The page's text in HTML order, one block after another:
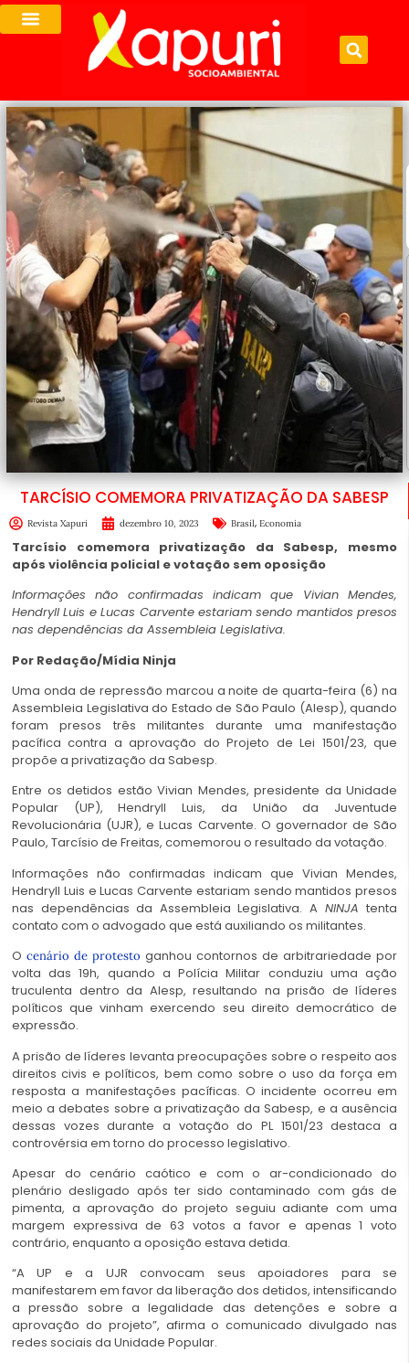
TARCÍSIO COMEMORA PRIVATIZAÇÃO DA SABESP
Revista Xapuri dezembro 10, 2023 Brasil, Economia
Tarcísio comemora privatização da Sabesp, mesmo
após violência policial e votação sem oposição
Informações não confirmadas indicam que Vivian Mendes,
Hendryll Luis e Lucas Carvente estariam sendo mantidos presos
nas dependências da Assembleia Legislativa.
Por Redação/Mídia Ninja
Uma onda de repressão marcou a noite de quarta-feira (6) na
Assembleia Legislativa do Estado de São Paulo (Alesp), quando
foram presos três militantes durante uma manifestação
pacífica contra a aprovação do Projeto de Lei 1501/23, que
propõe a privatização da Sabesp.
Entre os detidos estão Vivian Mendes, presidente da Unidade
Popular (UP), Hendryll Luis, da União da Juventude
Revolucionária (UJR), e Lucas Carvente. O governador de São
Paulo, Tarcísio de Freitas, comemorou o resultado da votação.
Informações não confirmadas indicam que Vivian Mendes,
Hendryll Luis e Lucas Carvente estariam sendo mantidos presos
nas dependências da Assembleia Legislativa. ANINJA tenta
contato com o advogado que está auxiliando os militantes.
O cenário de protesto ganhou contornos de arbitrariedade por
volta das 19h, quando a Polícia Militar conduziu uma ação
truculenta dentro da Alesp, resultando na prisão de líderes
políticos que vinham exercendo seu direito democrático de
expressão.
A prisão de líderes levanta preocupações sobre o respeito aos
direitos civis e políticos, bem como sobre o uso da força em
resposta a manifestações pacíficas. O incidente ocorreu em
meio a debates sobre a privatização da Sabesp, e a ausência
dessas vozes durante a votação do PL 1501/23 destaca a
controvérsia em torno do processo legislativo.
Apesar do cenário caótico e com o ar-condicionado do
plenário desligado após ter sido contaminado com gás de
pimenta, a aprovação do projeto seguiu adiante com uma
margem expressiva de 63 votos a favor e apenas 1 voto
contrário, enquanto a oposição estava detida.
“A UP e a UJR convocam seus apoiadores para se
manifestarem em favor da liberação dos detidos, intensificando
a pressão sobre a legalidade das detenções e sobre a
aprovação do projeto”, afirma o comunicado divulgado nas
redes sociais da Unidade Popular.